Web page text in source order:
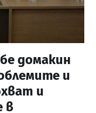
домакин
и
и
в